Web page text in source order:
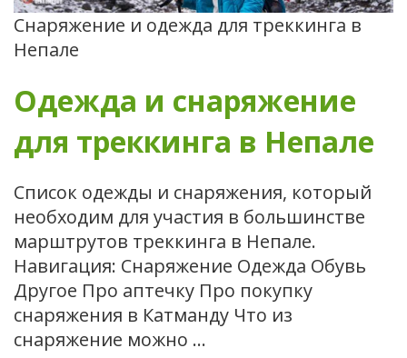
Снаряжение и одежда для треккинга в
Непале
Одежда и снаряжение
для треккинга в Непале
Список одежды и снаряжения, который
необходим для участия в большинстве
марштрутов треккинга в Непале.
Навигация: Снаряжение Одежда Обувь
Другое Про аптечку Про покупку
снаряжения в Катманду Что из
снаряжение можно …